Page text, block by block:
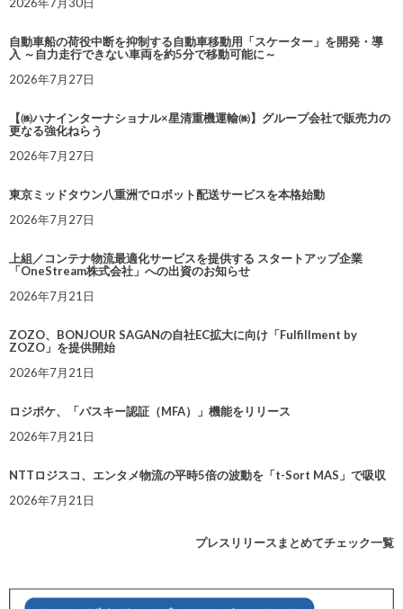
自動車船の荷役中断を抑制する自動車移動用「スケーター」を開発・導
入 ～自力走行できない車両を約5分で移動可能に～
2026年7月27日
【㈱ハナインターナショナル×星清重機運輸㈱】グループ会社で販売力の
更なる強化ねらう
2026年7月27日
東京ミッドタウン八重洲でロボット配送サービスを本格始動
2026年7月27日
上組／コンテナ物流最適化サービスを提供する スタートアップ企業
「OneStream株式会社」への出資のお知らせ
2026年7月21日
ZOZO、BONJOUR SAGANの自社EC拡大に向け「Fulfillment by
ZOZO」を提供開始
2026年7月21日
ロジポケ、「パスキー認証（MFA）」機能をリリース
2026年7月21日
NTTロジスコ、エンタメ物流の平時5倍の波動を「t-Sort MAS」で吸収
2026年7月21日
プレスリリースまとめてチェック一覧